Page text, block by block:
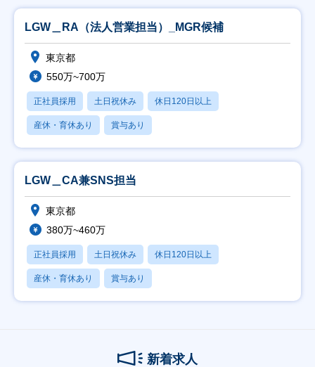
LGW＿RA（法人営業担当）_MGR候補
東京都
550万~700万
正社員採用 土日祝休み 休日120日以上
産休・育休あり 賞与あり
LGW＿CA兼SNS担当
東京都
380万~460万
正社員採用 土日祝休み 休日120日以上
産休・育休あり 賞与あり
新着求人